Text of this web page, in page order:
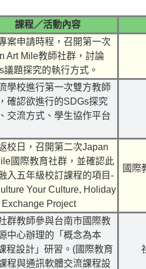
課程／活動內容
案申請時程，召開第一次
Art Mile教師社群，討論
議題探究的執行方式。
學校進行第一次雙方教師
確認欲進行的SDGs探究
交流方式、學生協作平台
校日，召開第二次Japan
國際教育社群，並確認此
入五年級校訂課程的項目-
Your Culture, Holiday
Project
國際
群教師參與台南市國際教
中心辦理的「概念為本
程設計」研習。 (國際教育
程與通訊軟體交流課程設